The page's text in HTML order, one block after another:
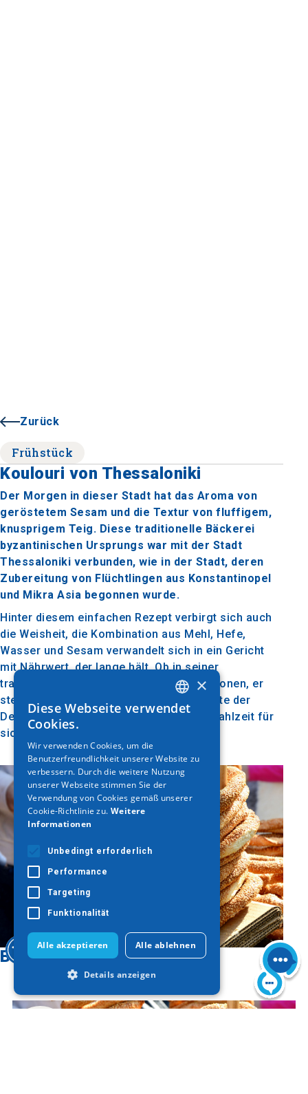
Zurück
Frühstück
Koulouri von Thessaloniki
Der Morgen in dieser Stadt hat das Aroma von
geröstetem Sesam und die Textur von fluffigem,
knusprigem Teig. Diese traditionelle Bäckerei
byzantinischen Ursprungs war mit der Stadt
Thessaloniki verbunden, wie in der Stadt, deren
Zubereitung von Flüchtlingen aus Konstantinopel
und Mikra Asia begonnen wurde.
Hinter diesem einfachen Rezept verbirgt sich auch
die Weisheit, die Kombination aus Mehl, Hefe,
Wasser und Sesam verwandelt sich in ein Gericht
mit Nährwert, der lange hält. Ob in seiner
traditionellen Form oder in seinen Variationen, er
steht nach wie vor ganz oben auf der Liste der
Delikatessen der Völker, da er oft eine Mahlzeit für
sich ist.
Bildergalerie
GREEK
GERMAN
×
Diese Webseite verwendet
Cookies.
Wir verwenden Cookies, um die
Benutzerfreundlichkeit unserer Website zu
verbessern. Durch die weitere Nutzung
unserer Webseite stimmen Sie der
Verwendung von Cookies gemäß unserer
Cookie-Richtlinie zu. Weitere
Informationen
Unbedingt erforderlich
Performance
Targeting
Funktionalität
Alle akzeptieren Alle ablehnen
Details anzeigen